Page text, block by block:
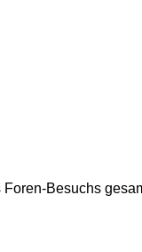
Foren-Besuchs